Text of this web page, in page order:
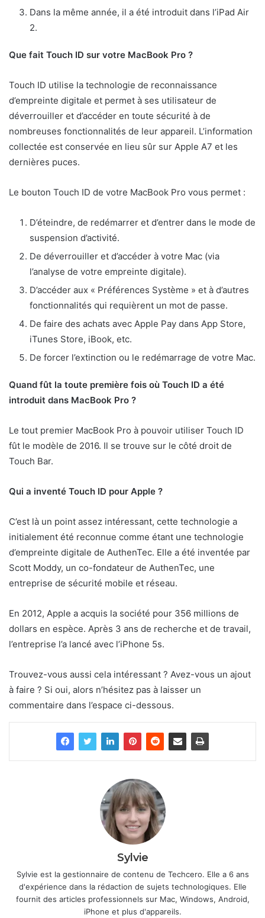
Dans la même année, il a été introduit dans l’iPad Air
2.
Que fait Touch ID sur votre MacBook Pro ?
Touch ID utilise la technologie de reconnaissance
d’empreinte digitale et permet à ses utilisateur de
déverrouiller et d’accéder en toute sécurité à de
nombreuses fonctionnalités de leur appareil. L’information
collectée est conservée en lieu sûr sur Apple A7 et les
dernières puces.
Le bouton Touch ID de votre MacBook Pro vous permet :
D’éteindre, de redémarrer et d’entrer dans le mode de
suspension d’activité.
De déverrouiller et d’accéder à votre Mac (via
l’analyse de votre empreinte digitale).
D’accéder aux « Préférences Système » et à d’autres
fonctionnalités qui requièrent un mot de passe.
De faire des achats avec Apple Pay dans App Store,
iTunes Store, iBook, etc.
De forcer l’extinction ou le redémarrage de votre Mac.
Quand fût la toute première fois où Touch ID a été
introduit dans MacBook Pro ?
Le tout premier MacBook Pro à pouvoir utiliser Touch ID
fût le modèle de 2016. Il se trouve sur le côté droit de
Touch Bar.
Qui a inventé Touch ID pour Apple ?
C’est là un point assez intéressant, cette technologie a
initialement été reconnue comme étant une technologie
d’empreinte digitale de AuthenTec. Elle a été inventée par
Scott Moddy, un co-fondateur de AuthenTec, une
entreprise de sécurité mobile et réseau.
En 2012, Apple a acquis la société pour 356 millions de
dollars en espèce. Après 3 ans de recherche et de travail,
l’entreprise l’a lancé avec l’iPhone 5s.
Trouvez-vous aussi cela intéressant ? Avez-vous un ajout
à faire ? Si oui, alors n’hésitez pas à laisser un
commentaire dans l’espace ci-dessous.
Sylvie
Sylvie est la gestionnaire de contenu de Techcero. Elle a 6 ans
d'expérience dans la rédaction de sujets technologiques. Elle
fournit des articles professionnels sur Mac, Windows, Android,
iPhone et plus d'appareils.